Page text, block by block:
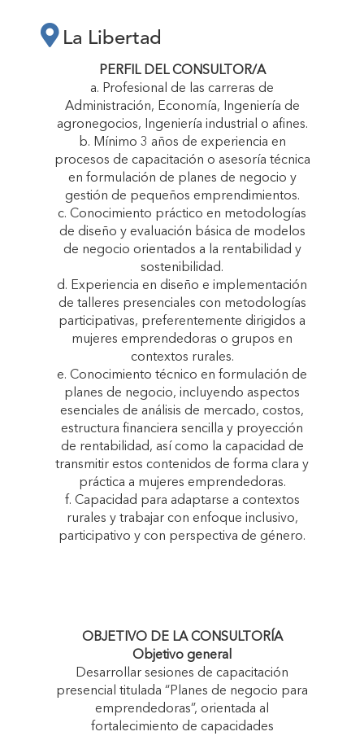
“CRECEMOS
JUNTAS”"
La Libertad
PERFIL DEL CONSULTOR/A
a. Profesional de las carreras de
Administración, Economía, Ingeniería de
agronegocios, Ingeniería industrial o afines.
b. Mínimo 3 años de experiencia en
procesos de capacitación o asesoría técnica
en formulación de planes de negocio y
gestión de pequeños emprendimientos.
c. Conocimiento práctico en metodologías
de diseño y evaluación básica de modelos
de negocio orientados a la rentabilidad y
sostenibilidad.
d. Experiencia en diseño e implementación
de talleres presenciales con metodologías
participativas, preferentemente dirigidos a
mujeres emprendedoras o grupos en
contextos rurales.
e. Conocimiento técnico en formulación de
planes de negocio, incluyendo aspectos
esenciales de análisis de mercado, costos,
estructura financiera sencilla y proyección
de rentabilidad, así como la capacidad de
transmitir estos contenidos de forma clara y
práctica a mujeres emprendedoras.
f. Capacidad para adaptarse a contextos
rurales y trabajar con enfoque inclusivo,
participativo y con perspectiva de género.
OBJETIVO DE LA CONSULTORÍA
Objetivo general
Desarrollar sesiones de capacitación
presencial titulada “Planes de negocio para
emprendedoras”, orientada al
fortalecimiento de capacidades